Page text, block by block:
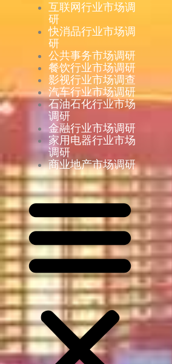
互联网行业市场调
研
快消品行业市场调
研
公共事务市场调研
餐饮行业市场调研
影视行业市场调查
汽车行业市场调研
石油石化行业市场
调研
金融行业市场调研
家用电器行业市场
调研
商业地产市场调研